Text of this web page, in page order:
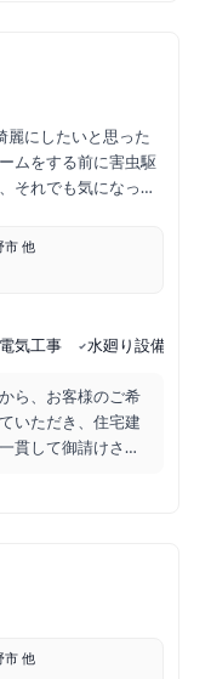
麗にしたいと思った
ムをする前に害虫駆
それでも気になった
たい旨伝えたとこ
、防虫剤もまいて下
きました。綺麗な事
の負担が全然違うの
変更する件だけは何
は聞いていたのです
した。図面にして頂
市 他
電気工事 水廻り設備機器
ら、お客様のご希
いただき、住宅建
貫して御請けさせ
市 他